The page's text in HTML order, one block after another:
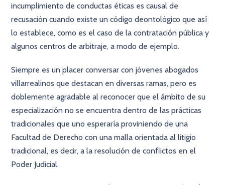
incumplimiento de conductas éticas es causal de
recusación cuando existe un código deontológico que así
lo establece, como es el caso de la contratación pública y
algunos centros de arbitraje, a modo de ejemplo.
Siempre es un placer conversar con jóvenes abogados
villarrealinos que destacan en diversas ramas, pero es
doblemente agradable al reconocer que el ámbito de su
especialización no se encuentra dentro de las prácticas
tradicionales que uno esperaría proviniendo de una
Facultad de Derecho con una malla orientada al litigio
tradicional, es decir, a la resolución de conﬂictos en el
Poder Judicial.